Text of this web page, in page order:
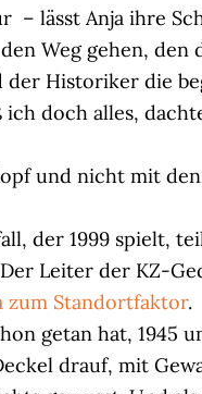
lässt Anja ihre
Weg gehen,
Historiker die
ich doch alles,
und nicht mit
der 1999 spielt,
Leiter der KZ-
zum Standortfaktor.
getan hat, 1945
drauf, mit